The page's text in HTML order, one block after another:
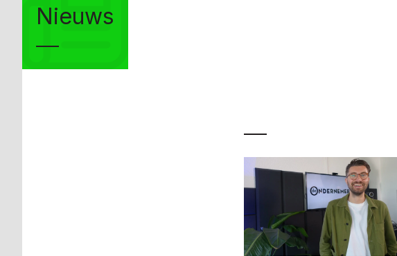
Nieuws